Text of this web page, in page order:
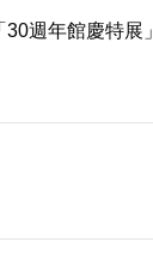
週年館慶特